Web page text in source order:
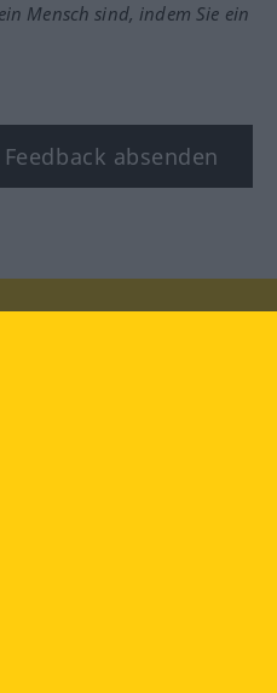
Mensch sind, indem Sie ein
Feedback absenden